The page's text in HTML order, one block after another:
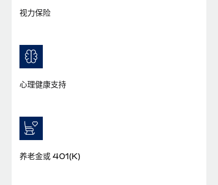
Reverse Tech at a glance Health and wellness startup,
Most teams hear "payroll implementation" and picture a
six-month project with a dedicated team....
视力保险
心理健康支持
养老金或 401(K)